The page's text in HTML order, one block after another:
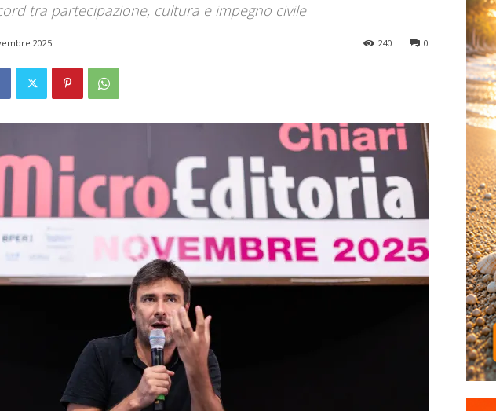
tra partecipazione, cultura e impegno civile
2025 0
240